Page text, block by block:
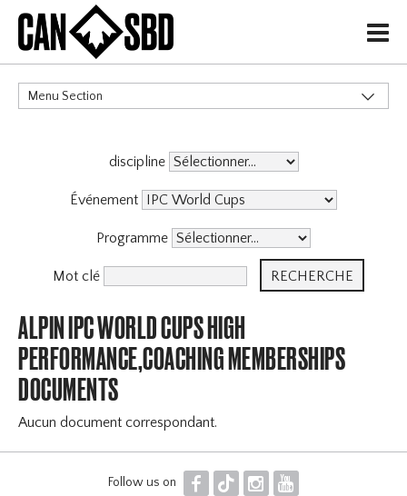
H
Menu Section
discipline
Événement
Programme
Mot clé
ALPIN IPC WORLD CUPS HIGH
PERFORMANCE,COACHING MEMBERSHIPS
DOCUMENTS
Aucun document correspondant.
Follow us on F T I Y